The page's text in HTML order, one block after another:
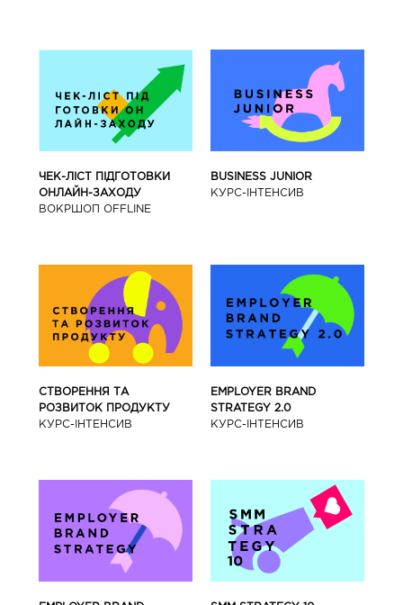
ЧЕК-ЛІСТ ПІДГОТОВКИ
ОНЛАЙН-ЗАХОДУ
ВОКРШОП OFFLINE
BUSINESS JUNIOR
КУРС-IНТЕНСИВ
СТВОРЕННЯ ТА
РОЗВИТОК ПРОДУКТУ
КУРС-IНТЕНСИВ
EMPLOYER BRAND
STRATEGY 2.0
КУРС-IНТЕНСИВ